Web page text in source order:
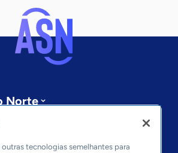
Norte
tecnologias semelhantes para